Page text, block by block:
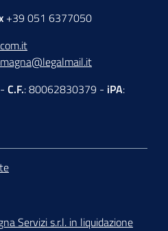
+39 051 6377050
C.F.: 80062830379 - iPA:
Servizi s.r.l. in liquidazione